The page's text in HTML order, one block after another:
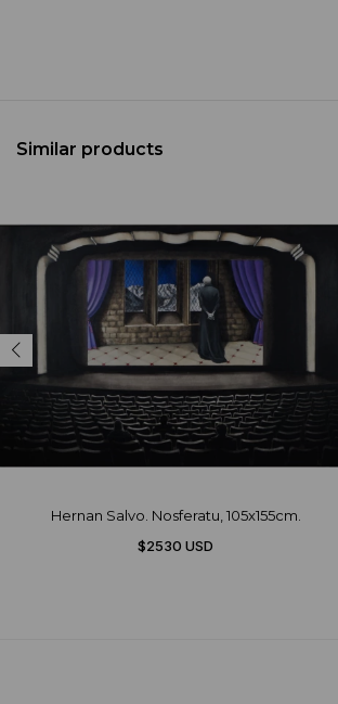
Similar products
Hernan Salvo. Nosferatu, 105x155cm.
$2530 USD